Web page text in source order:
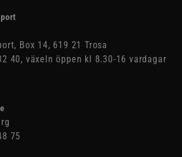
Box 14, 619 21 Trosa
40, växeln öppen kl 8.30-16 vardagar
75